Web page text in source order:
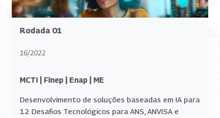
Rodada 01
16/2022
MCTI | Finep | Enap | ME
Desenvolvimento de soluções baseadas em IA para
12 Desafios Tecnológicos para ANS, ANVISA e